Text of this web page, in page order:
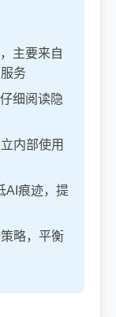
主要来自
务
细阅读隐
内部使用
AI痕迹，提
略，平衡